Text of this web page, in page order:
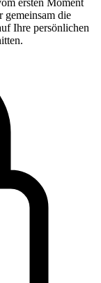
ersten Moment
die
Ihre persönlichen